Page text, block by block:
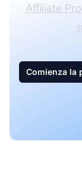
Affiliate Pro
Comienza la